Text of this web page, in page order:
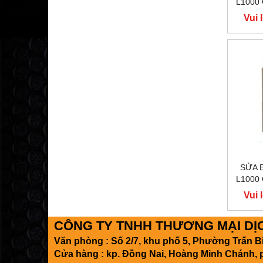
Vui
SỬA
L1000
Vui
CÔNG TY TNHH THƯƠNG MẠI
Văn phòng : Số 2/7, khu phố 5, Phường Trấn
Cửa hàng : kp. Đồng Nai, Hoàng Minh